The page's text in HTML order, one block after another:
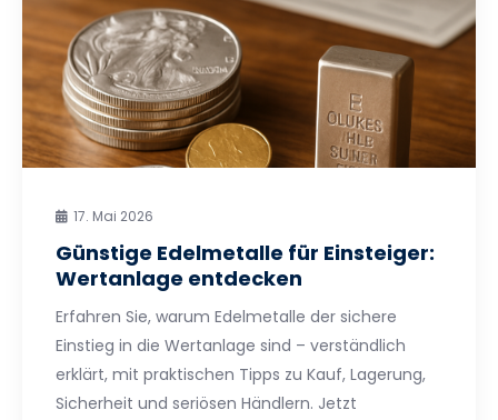
17. Mai 2026
Günstige Edelmetalle für Einsteiger:
Wertanlage entdecken
Erfahren Sie, warum Edelmetalle der sichere
Einstieg in die Wertanlage sind – verständlich
erklärt, mit praktischen Tipps zu Kauf, Lagerung,
Sicherheit und seriösen Händlern. Jetzt